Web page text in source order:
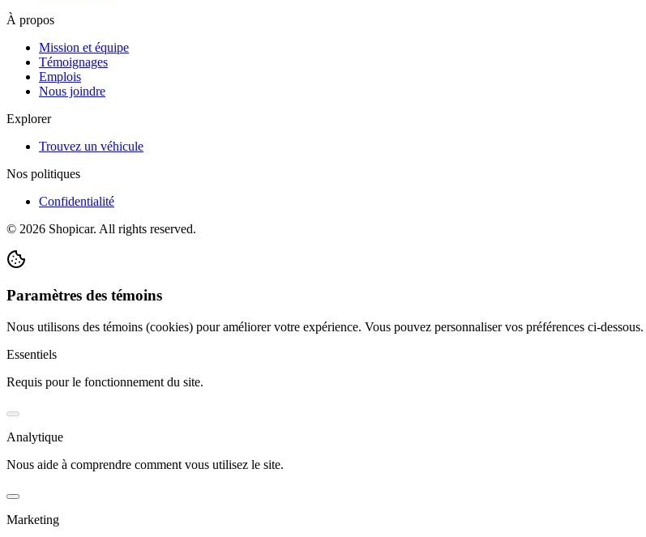
À propos
Mission et équipe
Témoignages
Emplois
Nous joindre
Explorer
Trouvez un véhicule
Nos politiques
Confidentialité
© 2026 Shopicar. All rights reserved.
Paramètres des témoins
Nous utilisons des témoins (cookies) pour améliorer votre expérience. Vous pouvez personnaliser vos préférences ci-dessous.
Essentiels
Requis pour le fonctionnement du site.
Analytique
Nous aide à comprendre comment vous utilisez le site.
Marketing